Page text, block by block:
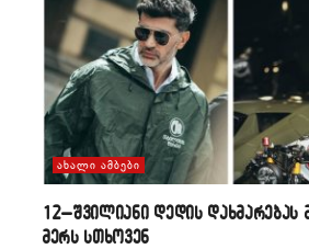
ᲐᲮᲐᲚᲘ ᲐᲛᲑᲔᲑᲘ
12–შვილიანი დედის დახმარებას
მერს სთხოვენ